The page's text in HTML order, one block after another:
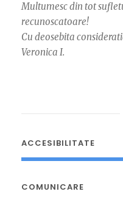
Multumesc din tot
recunoscatoare!
Cu deosebita
Veronica I.
ACCESIBILITATE
COMUNICARE